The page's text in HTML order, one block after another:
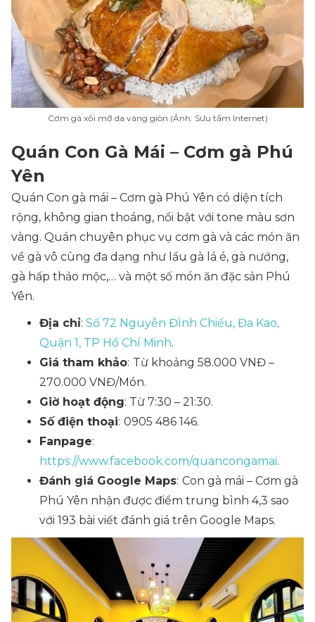
Cơm gà xối mỡ da vàng giòn (Ảnh: Sưu tầm Internet)
Quán Con Gà Mái – Cơm gà Phú
Yên
Quán Con gà mái – Cơm gà Phú Yên có diện tích
rộng, không gian thoáng, nổi bật với tone màu sơn
vàng. Quán chuyên phục vụ cơm gà và các món ăn
về gà vô cùng đa dạng như lẩu gà lá é, gà nướng,
gà hấp thảo mộc,… và một số món ăn đặc sản Phú
Yên.
Địa chỉ: Số 72 Nguyễn Đình Chiểu, Đa Kao,
Quận 1, TP Hồ Chí Minh.
Giá tham khảo: Từ khoảng 58.000 VNĐ –
270.000 VNĐ/Món.
Giờ hoạt động: Từ 7:30 – 21:30.
Số điện thoại: 0905 486 146.
Fanpage:
https://www.facebook.com/quancongamai.
Đánh giá Google Maps: Con gà mái – Cơm gà
Phú Yên nhận được điểm trung bình 4,3 sao
với 193 bài viết đánh giá trên Google Maps.